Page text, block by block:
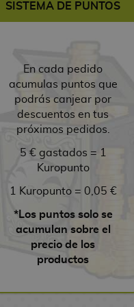
SISTEMA DE PUNTOS
En cada pedido
acumulas puntos que
podrás canjear por
descuentos en tus
próximos pedidos.
5 € gastados = 1
Kuropunto
1 Kuropunto = 0,05 €
*Los puntos solo se
acumulan sobre el
precio de los
productos